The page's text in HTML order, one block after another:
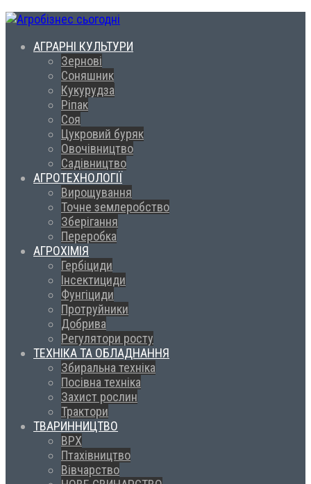
АГРАРНІ КУЛЬТУРИ
Зернові
Соняшник
Кукурудза
Ріпак
Соя
Цукровий буряк
Овочівництво
Садівництво
АГРОТЕХНОЛОГІЇ
Вирощування
Точне землеробство
Зберігання
Переробка
АГРОХІМІЯ
Гербіциди
Інсектициди
Фунгіциди
Протруйники
Добрива
Регулятори росту
ТЕХНІКА ТА ОБЛАДНАННЯ
Збиральна техніка
Посівна техніка
Захист рослин
Трактори
ТВАРИННИЦТВО
ВРХ
Птахівництво
Вівчарство